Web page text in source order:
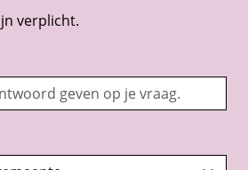
verplicht.